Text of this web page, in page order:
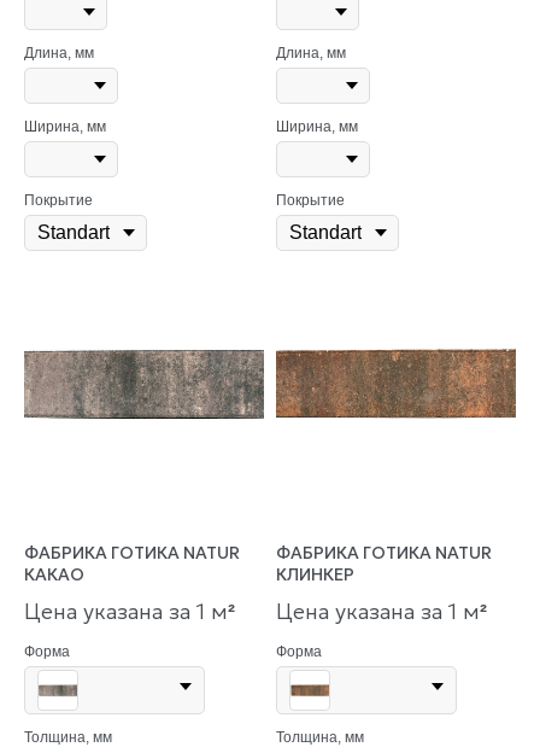
Длина, мм
Ширина, мм
Покрытие
Длина, мм
Ширина, мм
Покрытие
ФАБРИКА ГОТИКА NATUR
КАКАО
Цена указана за 1 м²
Форма
Толщина, мм
ФАБРИКА ГОТИКА NATUR
КЛИНКЕР
Цена указана за 1 м²
Форма
Толщина, мм